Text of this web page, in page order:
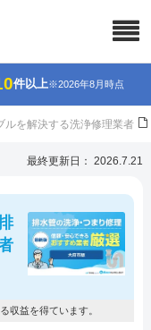
件以上※2026年8月時点
ルを解決する洗浄修理業者
最終更新日： 2026.7.21
収益を得ています。